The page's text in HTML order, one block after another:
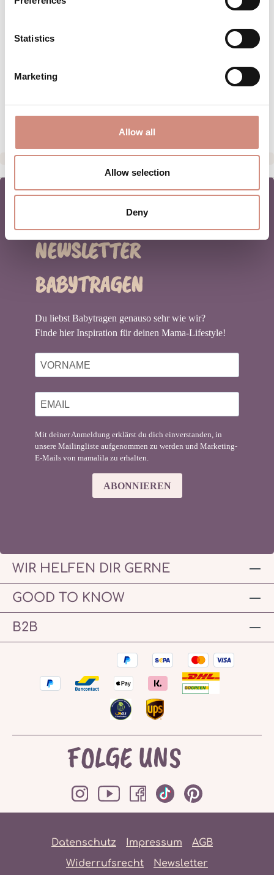
Statistics
Marketing
Allow all
Allow selection
Deny
Material: 100% Polyester
PFLEGEHINWEISE
NEWSLETTER
BABYTRAGEN
Du liebst Babytragen genauso sehr wie wir?
Finde hier Inspiration für deinen Mama-Lifestyle!
Mit deiner Anmeldung erklärst du dich einverstanden, in
unsere Mailingliste aufgenommen zu werden und Marketing-
E-Mails von mamalila zu erhalten.
ABONNIEREN
WIR HELFEN DIR GERNE
GOOD TO KNOW
B2B
FOLGE UNS
Datenschutz Impressum
AGB
Widerrufsrecht
Newsletter